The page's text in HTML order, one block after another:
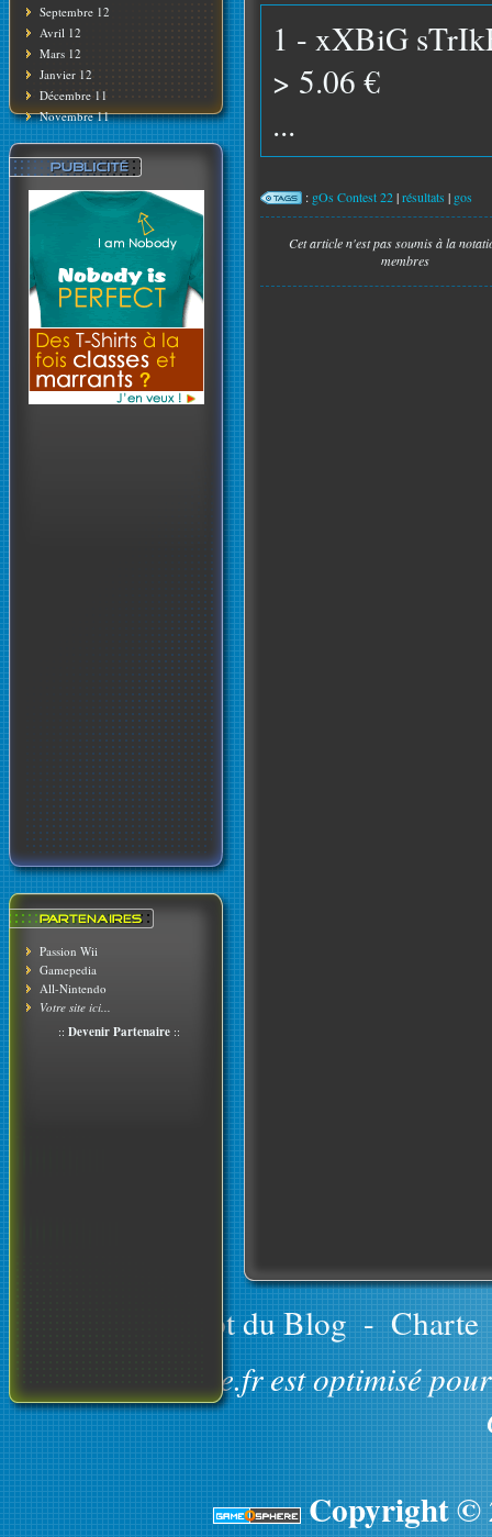
Septembre 12
Avril 12
Mars 12
Janvier 12
Décembre 11
Novembre 11
Passion Wii
Gamepedia
All-Nintendo
Votre site ici...
:: Devenir Partenaire ::
1 - xXBiG
> 5.06 €
...
: gOs Contest 22|résultats | gos
Cet article n'est pas soumis à la
membres
Le concept du Blog - Charte
GameOsphere.fr est optimisé
Copyright ©